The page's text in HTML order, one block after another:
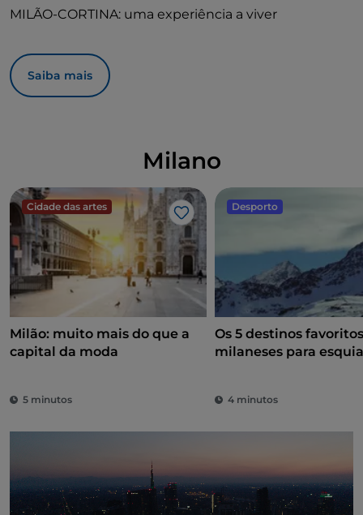
MILÃO-CORTINA: uma experiência a viver
Saiba mais
Milano
Cidade das artes
Gosto
Milão: muito mais do que a
capital da moda
5 minutos
Desporto
Os 5 destinos
milaneses para
4 minutos